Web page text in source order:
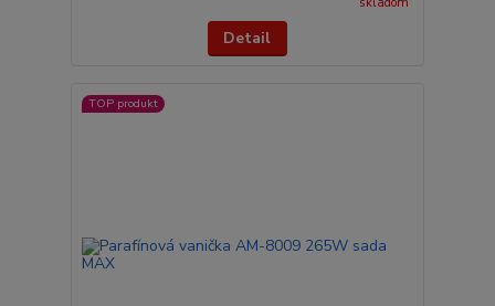
Detail
TOP produkt